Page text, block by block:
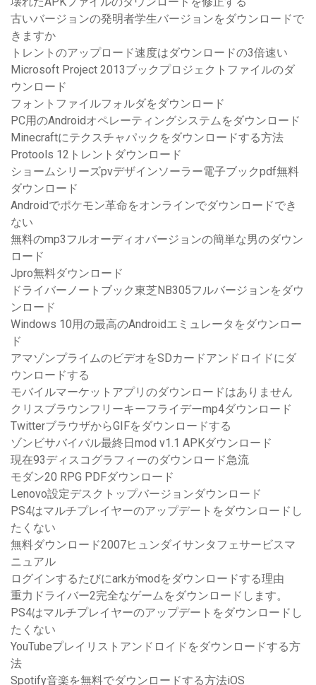
古いバージョンの発明者学生バージョンをダウンロードで
きますか
トレントのアップロード速度はダウンロードの3倍速い
Microsoft Project 2013ブックプロジェクトファイルのダ
ウンロード
フォントファイルフォルダをダウンロード
PC用のAndroidオペレーティングシステムをダウンロード
Minecraftにテクスチャパックをダウンロードする方法
Protools 12トレントダウンロード
ショームシリーズpvデザインソーラー電子ブックpdf無料
ダウンロード
Androidでポケモン革命をオンラインでダウンロードでき
ない
無料のmp3フルオーディオバージョンの簡単な男のダウン
ロード
Jpro無料ダウンロード
ドライバーノートブック東芝NB305フルバージョンをダウ
ンロード
Windows 10用の最高のAndroidエミュレータをダウンロー
ド
アマゾンプライムのビデオをSDカードアンドロイドにダ
ウンロードする
モバイルマーケットアプリのダウンロードはありません
クリスブラウンフリーキーフライデーmp4ダウンロード
TwitterブラウザからGIFをダウンロードする
ゾンビサバイバル最終日mod v1.1 APKダウンロード
現在93ディスコグラフィーのダウンロード急流
モダン20 RPG PDFダウンロード
Lenovo設定デスクトップバージョンダウンロード
PS4はマルチプレイヤーのアップデートをダウンロードし
たくない
無料ダウンロード2007ヒュンダイサンタフェサービスマ
ニュアル
ログインするたびにarkがmodをダウンロードする理由
重力ドライバー2完全なゲームをダウンロードします。
PS4はマルチプレイヤーのアップデートをダウンロードし
たくない
YouTubeプレイリストアンドロイドをダウンロードする方
法
Spotify音楽を無料でダウンロードする方法iOS